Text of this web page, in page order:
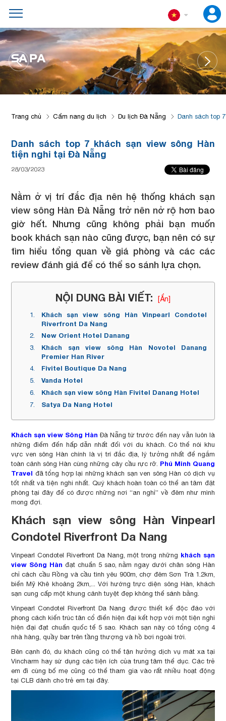
ĐÀ
Trang chủ Cẩm nang du lịch Du lịch Đà Nẵng Danh sách top
Danh sách top 7 khách sạn view sông Hàn
tiện nghi tại Đà Nẵng
28/03/2023
Nằm ở vị trí đắc địa nên hệ thống khách sạn
view sông Hàn Đà Nẵng trở nên nở rộ hơn bao
giờ hết. Nhưng cũng không phải bạn muốn
book khách sạn nào cũng được, bạn nên có sự
tìm hiểu tổng quan về giá phòng và các các
review đánh giá để có thể so sánh lựa chọn.
NỘI DUNG BÀI VIẾT:
[Ẩn]
Khách sạn view sông Hàn Vinpearl Condotel
Riverfront Da Nang
New Orient Hotel Danang
Khách sạn view sông Hàn Novotel Danang
Premier Han River
Fivitel Boutique Da Nang
Vanda Hotel
Khách sạn view sông Hàn Fivitel Danang Hotel
Satya Da Nang Hotel
Khách sạn view Sông Hàn Đà Nẵng từ trước đến nay vẫn luôn là
những điểm đến hấp dẫn nhất đối với du khách. Có thể nói khu
vực ven sông Hàn chính là vị trí đắc địa, lý tưởng nhất để ngắm
toàn cảnh sông Hàn cùng những cây cầu rực rỡ. Phú Minh Quang
Travel đã tổng hợp lại những khách sạn ven sông Hàn có dịch vụ
tốt nhất và tiện nghi nhất. Quý khách hoàn toàn có thể an tâm đặt
phòng tại đây để có được những nơi “an nghỉ” về đêm như mình
mong đợi.
Khách sạn view sông Hàn Vinpearl
Condotel Riverfront Da Nang
Vinpearl Condotel Riverfront Da Nang, một trong những khách sạn
view Sông Hàn đạt chuẩn 5 sao, nằm ngay dưới chân sông Hàn
chỉ cách cầu Rồng và cầu tình yêu 900m, chợ đêm Sơn Trà 1.2km,
biển Mỹ Khê khoảng 2km,... Với hướng trực diện sông Hàn, khách
sạn cung cấp một khung cảnh tuyệt đẹp không thể sánh bằng.
Vinpearl Condotel Riverfront Da Nang được thiết kế độc đáo với
phong cách kiến trúc tân cổ điển hiện đại kết hợp với một tiện nghi
hiện đại đạt chuẩn quốc tế 5 sao. Khách sạn này có tổng cộng 4
nhà hàng, quầy bar trên tầng thượng và hồ bơi ngoài trời.
Bên cạnh đó, du khách cũng có thể tận hưởng dịch vụ mát xa tại
Vincharm hay sử dụng các tiện ích của trung tâm thể dục. Các trẻ
em đi cùng bố mẹ cũng có thể tham gia vào rất nhiều hoạt động
tại CLB dành cho trẻ em tại đây.